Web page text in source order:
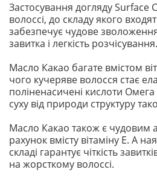
Застосування догляду Surface
волоссі, до складу якого
забезпечує чудове
завитка і легкість розчісування.
Масло Какао багате вмістом
чого кучеряве волосся стає
поліненасичені кислоти
суху від природи структуру
Масло Какао також є чудовим
рахунок вмісту вітаміну Е. А
складі гарантує чіткість
на жорсткому волоссі.